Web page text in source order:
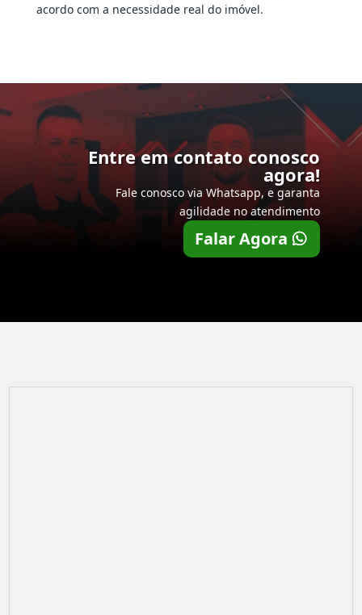
acordo com a necessidade real do imóvel.
Entre em contato conosco
agora!
Fale conosco via Whatsapp, e garanta
agilidade no atendimento
Falar Agora